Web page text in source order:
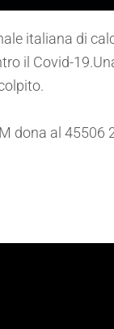
italiana di
il Covid-
dona al 45506